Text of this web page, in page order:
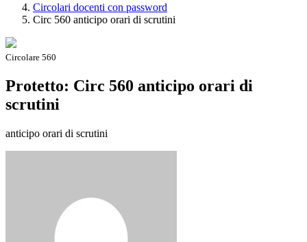
Circolari docenti con password
Circ 560 anticipo orari di scrutini
Circolare 560
Protetto: Circ 560 anticipo orari di
scrutini
anticipo orari di scrutini